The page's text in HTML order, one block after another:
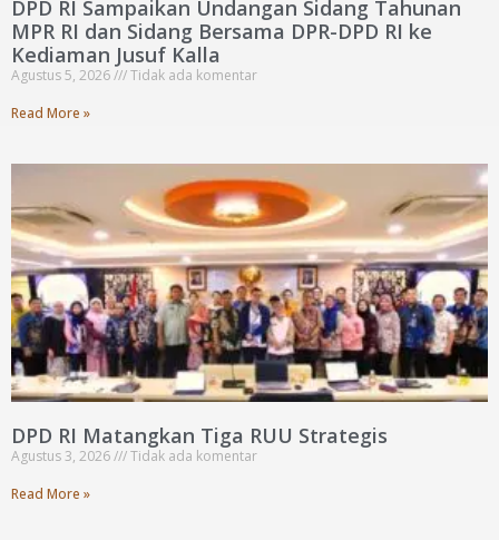
DPD RI Sampaikan Undangan Sidang Tahunan
MPR RI dan Sidang Bersama DPR-DPD RI ke
Kediaman Jusuf Kalla
Agustus 5, 2026
Tidak ada komentar
Read More »
DPD RI Matangkan Tiga RUU Strategis
Agustus 3, 2026
Tidak ada komentar
Read More »